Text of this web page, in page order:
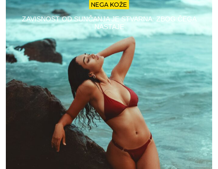
NEGA KOŽE
ZAVISNOST OD SUNČANJA JE STVARNA: ZBOG ČEGA
NASTAJE